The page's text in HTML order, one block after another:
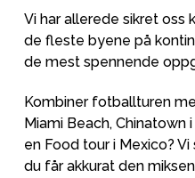
Vi har allerede sikret oss
de fleste byene på
de mest spennende
Kombiner fotballturen
Miami Beach, Chinatown
en Food tour i Mexico?
du får akkurat den